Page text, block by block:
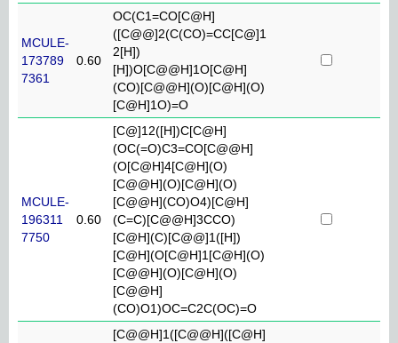
MCULE-
173789
7361
0.60
OC(C1=CO[C@H]
([C@@]2(C(CO)=CC[C@]1
2[H])
[H])O[C@@H]1O[C@H]
(CO)[C@@H](O)[C@H](O)
[C@H]1O)=O
MCULE-
196311
7750
0.60
[C@]12([H])C[C@H]
(OC(=O)C3=CO[C@@H]
(O[C@H]4[C@H](O)
[C@@H](O)[C@H](O)
[C@@H](CO)O4)[C@H]
(C=C)[C@@H]3CCO)
[C@H](C)[C@@]1([H])
[C@H](O[C@H]1[C@H](O)
[C@@H](O)[C@H](O)
[C@@H]
(CO)O1)OC=C2C(OC)=O
[C@@H]1([C@@H]([C@H]